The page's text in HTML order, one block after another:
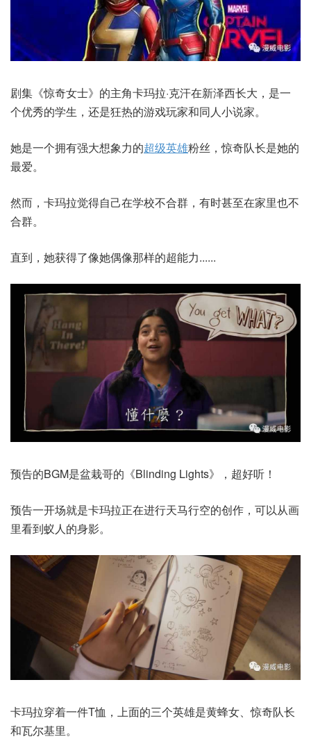
剧集《惊奇女士》的主角卡玛拉·克汗在新泽西长大，是一
个优秀的学生，还是狂热的游戏玩家和同人小说家。
她是一个拥有强大想象力的超级英雄粉丝，惊奇队长是她的
最爱。
然而，卡玛拉觉得自己在学校不合群，有时甚至在家里也不
合群。
直到，她获得了像她偶像那样的超能力......
预告的BGM是盆栽哥的《Blinding Lights》，超好听！
预告一开场就是卡玛拉正在进行天马行空的创作，可以从画
里看到蚁人的身影。
卡玛拉穿着一件T恤，上面的三个英雄是黄蜂女、惊奇队长
和瓦尔基里。